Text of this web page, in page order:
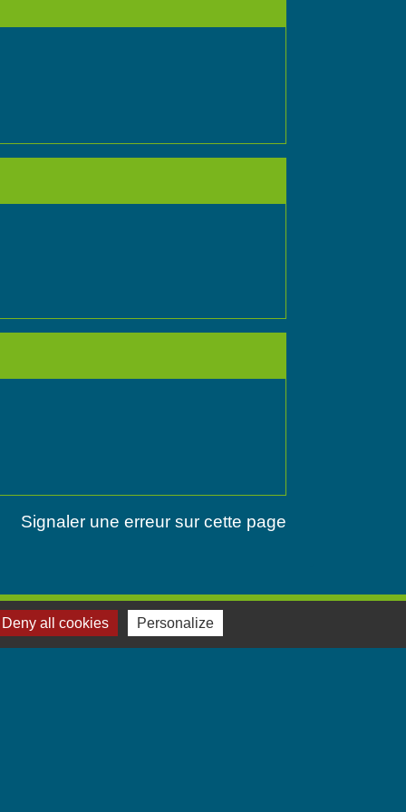
Signaler une erreur sur cette page
all cookies Personalize